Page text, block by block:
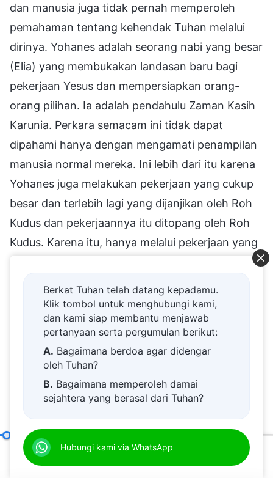
dan manusia juga tidak pernah memperoleh
pemahaman tentang kehendak Tuhan melalui
dirinya. Yohanes adalah seorang nabi yang besar
(Elia) yang membukakan landasan baru bagi
pekerjaan Yesus dan mempersiapkan orang-
orang pilihan. Ia adalah pendahulu Zaman Kasih
Karunia. Perkara semacam ini tidak dapat
dipahami hanya dengan mengamati penampilan
manusia normal mereka. Ini lebih dari itu karena
Yohanes juga melakukan pekerjaan yang cukup
besar dan terlebih lagi yang dijanjikan oleh Roh
Kudus dan pekerjaannya itu ditopang oleh Roh
Kudus. Karena itu, hanya melalui pekerjaan yang
untuk mengetahui hakikat manusia hanya dari
penampilan luarnya, juga tidak mungkin bagi
manusia untuk memastikan apa yang menjadi
kesaksian Roh Kudus. Pekerjaan yang Yohanes
lakukan dan pekerjaan yang Yesus lakukan tidak
sama dan berbeda juga dalam naturnya. Dari
bukan. Pekerjaan Yesus adalah memulai,
melanjutkan, menyimpulkan dan membuahkan
Berkat Tuhan telah datang kepadamu.
Klik tombol untuk menghubungi kami,
dan kami siap membantu menjawab
pertanyaan serta pergumulan berikut:
A. Bagaimana berdoa agar didengar
oleh Tuhan?
B. Bagaimana memperoleh damai
sejahtera yang berasal dari Tuhan?
D.
dekat kepada Tuhan.
E.Bagaimana menyambut kedatangan
Hubungi kami via WhatsApp
Misteri Inkarnasi (1)(Bagian Satu)